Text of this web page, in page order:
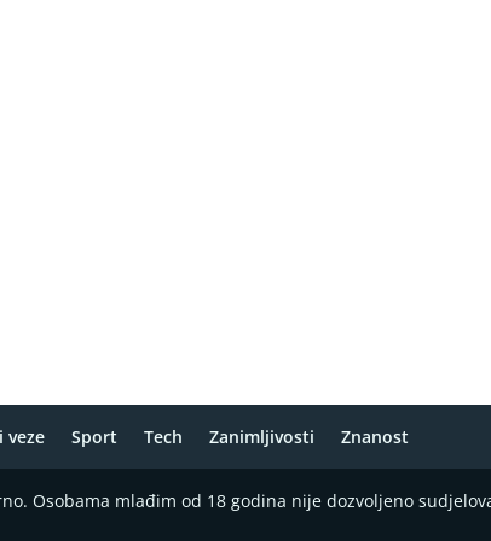
veze Sport Tech Zanimljivosti Znanost
Osobama mlađim od 18 godina nije dozvoljeno